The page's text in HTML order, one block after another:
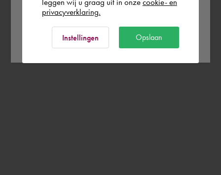
privacyverklaring.
Instellingen Opslaan